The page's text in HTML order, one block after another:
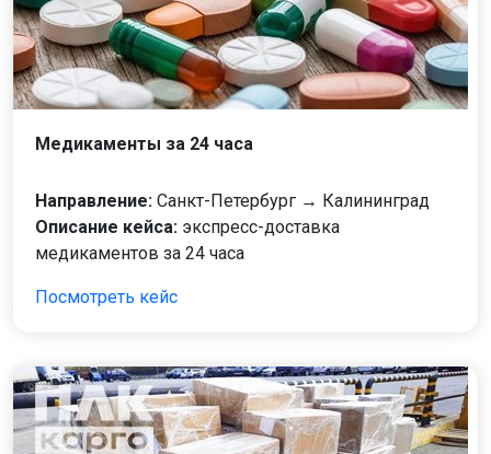
Медикаменты за 24 часа
Направление: Санкт-Петербург → Калининград
Описание кейса: экспресс-доставка
медикаментов за 24 часа
Посмотреть кейс